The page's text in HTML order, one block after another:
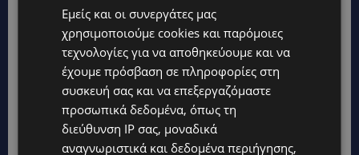
Εμείς και οι συνεργάτες μας
χρησιμοποιούμε cookies και παρόμοιες
τεχνολογίες για να αποθηκεύουμε και να
έχουμε πρόσβαση σε πληροφορίες στη
συσκευή σας και να επεξεργαζόμαστε
προσωπικά δεδομένα, όπως τη
διεύθυνση IP σας, μοναδικά
αναγνωριστικά και δεδομένα περιήγησης,